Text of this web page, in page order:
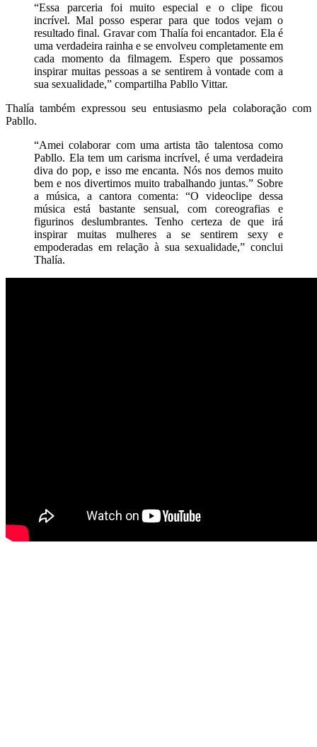
“Essa parceria foi muito especial e o clipe ficou
incrível. Mal posso esperar para que todos vejam o
resultado final. Gravar com Thalía foi encantador. Ela é
uma verdadeira rainha e se envolveu completamente em
cada momento da filmagem. Espero que possamos
inspirar muitas pessoas a se sentirem à vontade com a
sua sexualidade,” compartilha Pabllo Vittar.
Thalía também expressou seu entusiasmo pela colaboração com
Pabllo.
“Amei colaborar com uma artista tão talentosa como
Pabllo. Ela tem um carisma incrível, é uma verdadeira
diva do pop, e isso me encanta. Nós nos demos muito
bem e nos divertimos muito trabalhando juntas.” Sobre
a música, a cantora comenta: “O videoclipe dessa
música está bastante sensual, com coreografias e
figurinos deslumbrantes. Tenho certeza de que irá
inspirar muitas mulheres a se sentirem sexy e
empoderadas em relação à sua sexualidade,” conclui
Thalía.